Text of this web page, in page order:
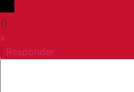
()
x
Responder